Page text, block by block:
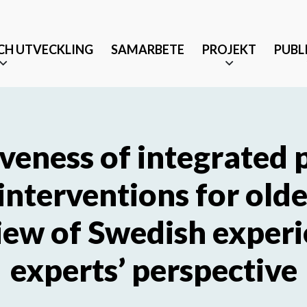
UTVECKLING SAMARBETE PROJEKT
och partnerskap
Tryggt mottagande efter
Musikbaserade
of integrated
for
of Swedish
experts’ perspective